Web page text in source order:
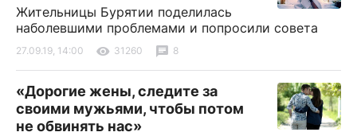
Жительницы Бурятии поделилась
наболевшими проблемами и попросили совета
27.09.19, 14:00 31260 8
«Дорогие жены, следите за
своими мужьями, чтобы потом
не обвинять нас»